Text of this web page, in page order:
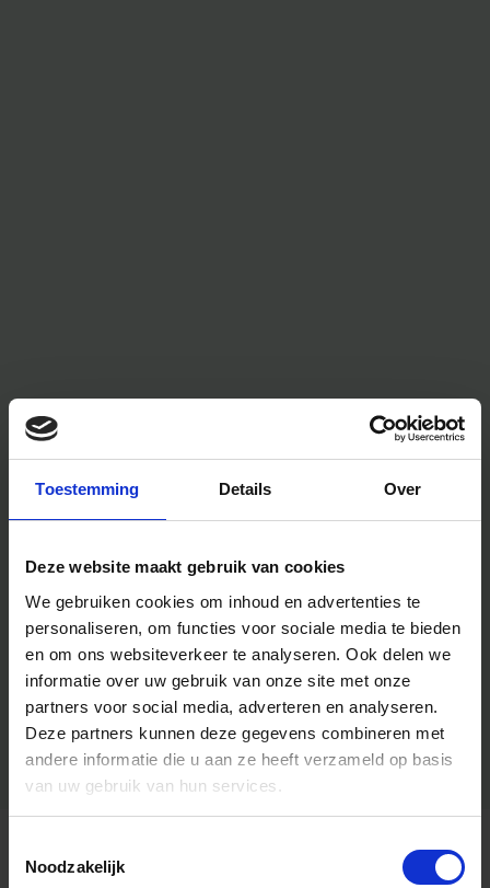
Toestemming Details Over
Deze website maakt gebruik van cookies
We gebruiken cookies om inhoud en advertenties te
personaliseren, om functies voor sociale media te bieden
en om ons websiteverkeer te analyseren. Ook delen we
informatie over uw gebruik van onze site met onze
partners voor social media, adverteren en analyseren.
Deze partners kunnen deze gegevens combineren met
andere informatie die u aan ze heeft verzameld op basis
van uw gebruik van hun services.
Noodzakelijk
Algemene informatie